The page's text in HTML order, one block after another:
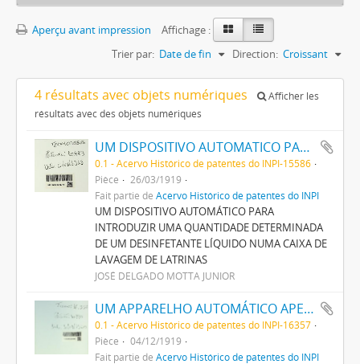
Aperçu avant impression
Affichage :
Trier par: Date de fin Direction: Croissant
4 résultats avec objets numériques
Afficher les
résultats avec des objets numériques
UM DISPOSITIVO AUTOMATICO PARA INTRODUZIR UMA QUANTIDADE DETERMINADA DE UM DESINFECTANTE LIQUIDO NUMA CAIXA DE LAVAGEM DE LATRINAS
0.1 - Acervo Histórico de patentes do INPI-15586
Pièce
26/03/1919
Fait partie de Acervo Histórico de patentes do INPI
UM DISPOSITIVO AUTOMÁTICO PARA
INTRODUZIR UMA QUANTIDADE DETERMINADA
DE UM DESINFETANTE LÍQUIDO NUMA CAIXA DE
LAVAGEM DE LATRINAS
JOSÉ DELGADO MOTTA JUNIOR
UM APPARELHO AUTOMÁTICO APERFEIÇOADO PARA DESCARREGAR UMA MEDIDA CERTA DE UM DESINFECTANTE LIQUIDO NUMA CAIXA DE LAVAGEM DE LATRINA OU SEMELHANTE EM CADA OPERAÇÃO DA CAIXA
0.1 - Acervo Histórico de patentes do INPI-16357
Pièce
04/12/1919
Fait partie de Acervo Histórico de patentes do INPI